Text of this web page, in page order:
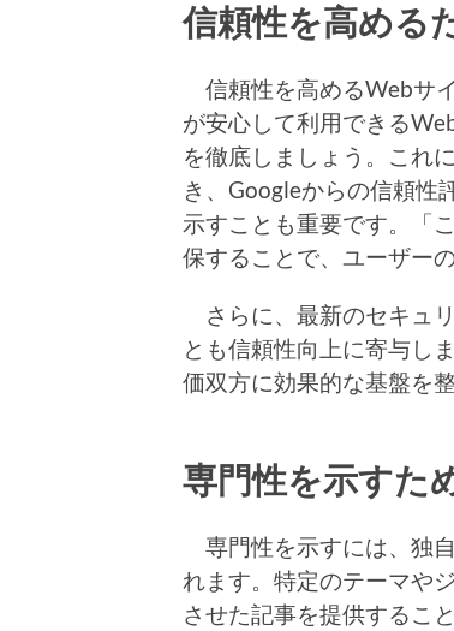
信頼性を高める
信頼性を高めるWebサ
が安心して利用できる
を徹底しましょう。これ
き、Googleからの信頼性
示すことも重要です。「
保することで、ユーザー
さらに、最新のセキュ
とも信頼性向上に寄与し
価双方に効果的な基盤を
専門性を示すた
専門性を示すには、独
れます。特定のテーマや
させた記事を提供するこ